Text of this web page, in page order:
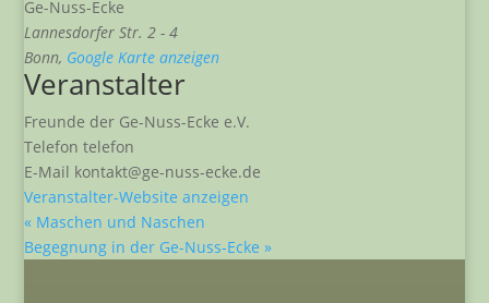
Ge-Nuss-Ecke
Lannesdorfer Str. 2 - 4
Bonn, Google Karte anzeigen
Veranstalter
Freunde der Ge-Nuss-Ecke e.V.
Telefontelefon
E-Mail kontakt@ge-nuss-ecke.de
Veranstalter-Website anzeigen
« Maschen und Naschen
Begegnung in der Ge-Nuss-Ecke»